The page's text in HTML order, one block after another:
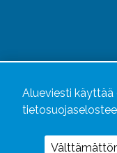
Alueviesti käyttää